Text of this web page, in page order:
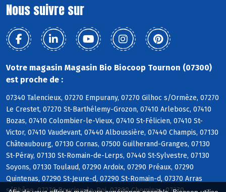
Nous suivre sur
Votre magasin Magasin Bio Biocoop Tournon (07300)
est proche de :
07340 Talencieux, 07270 Empurany, 07270 Gilhoc s/Ormèze, 07270
Le Crestet, 07270 St-Barthélemy-Grozon, 07410 Arlebosc, 07410
Bozas, 07410 Colombier-le-Vieux, 07410 St-Félicien, 07410 St-
Victor, 07410 Vaudevant, 07440 Alboussière, 07440 Champis, 07130
Châteaubourg, 07130 Cornas, 07500 Guilherand-Granges, 07130
St-Péray, 07130 St-Romain-de-Lerps, 07440 St-Sylvestre, 07130
Soyons, 07130 Toulaud, 07290 Ardoix, 07290 Préaux, 07290
Quintenas, 07290 St-Jeure-d, 07290 St-Romain-d, 07370 Arras